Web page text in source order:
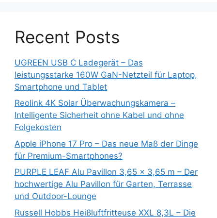
Recent Posts
UGREEN USB C Ladegerät – Das
leistungsstarke 160W GaN-Netzteil für Laptop,
Smartphone und Tablet
Reolink 4K Solar Überwachungskamera –
Intelligente Sicherheit ohne Kabel und ohne
Folgekosten
Apple iPhone 17 Pro – Das neue Maß der Dinge
für Premium-Smartphones?
PURPLE LEAF Alu Pavillon 3,65 x 3,65 m – Der
hochwertige Alu Pavillon für Garten, Terrasse
und Outdoor-Lounge
Russell Hobbs Heißluftfritteuse XXL 8,3L – Die